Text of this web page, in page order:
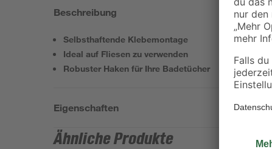
Beschreibung
Selbsthaftende Klebemontage
Ideal auf Fliesen zu verwenden
Robuster Haken für Ihre Badetücher
Eigenschaften
Ähnliche Produkte